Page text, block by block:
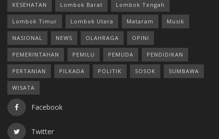
KESEHATAN Lombok Barat Lombok Tengah
Lombok Timur Lombok Utara Mataram Musik
NASIONAL NEWS OLAHRAGA OPINI
PEMERINTAHAN PEMILU PEMUDA PENDIDIKAN
PERTANIAN PILKADA POLITIK SOSOK SUMBAWA
WISATA
Facebook
Twitter